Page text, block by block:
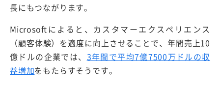
長にもつながります。
Microsoftによると、カスタマーエクスペリエンス
（顧客体験）を適度に向上させることで、年間売上10
億ドルの企業では、 3年間で平均7億7500万ドルの収
益増加をもたらすそうです。